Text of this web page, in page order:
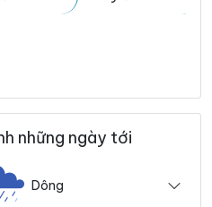
những ngày tới
Dông